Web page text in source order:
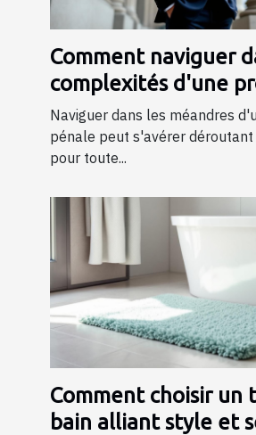
Comment naviguer
complexités d'une
pénale ?
Naviguer dans les méandres
pénale peut s'avérer déroutant
pour toute...
Comment choisir un
bain alliant style et